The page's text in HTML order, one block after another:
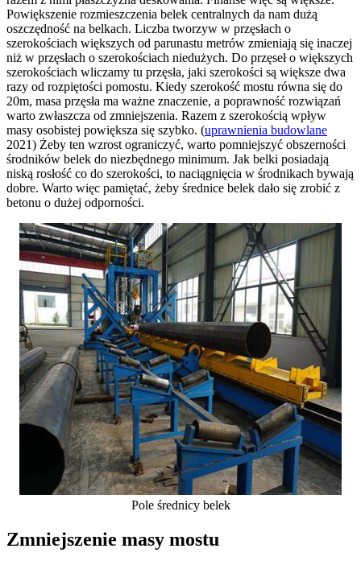
Powiększenie rozmieszczenia belek centralnych da nam dużą
oszczędność na belkach. Liczba tworzyw w przęsłach o
szerokościach większych od parunastu metrów zmieniają się inaczej
niż w przęsłach o szerokościach niedużych. Do przęseł o większych
szerokościach wliczamy tu przęsła, jaki szerokości są większe dwa
razy od rozpiętości pomostu. Kiedy szerokość mostu równa się do
20m, masa przęsła ma ważne znaczenie, a poprawność rozwiązań
warto zwłaszcza od zmniejszenia. Razem z szerokością wpływ
masy osobistej powiększa się szybko. (uprawnienia budowlane
2021) Żeby ten wzrost ograniczyć, warto pomniejszyć obszerności
środników belek do niezbędnego minimum. Jak belki posiadają
niską rosłość co do szerokości, to naciągnięcia w środnikach bywają
dobre. Warto więc pamiętać, żeby średnice belek dało się zrobić z
betonu o dużej odporności.
Pole średnicy belek
Zmniejszenie masy mostu